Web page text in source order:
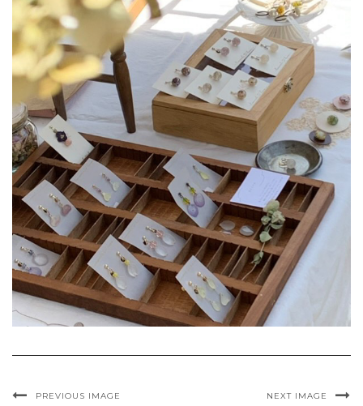
PREVIOUS IMAGE NEXT IMAGE